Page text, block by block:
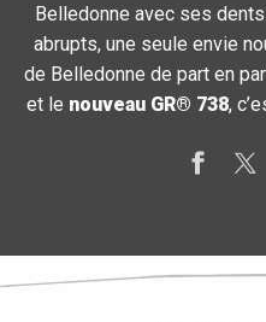
Belledonne avec ses
abrupts, une seule envie
de Belledonne de part en
et le nouveau GR® 738,